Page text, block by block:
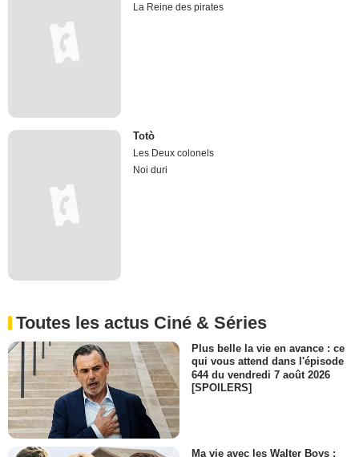
La Reine des pirates
Totò
Les Deux colonels
Noi duri
Toutes les actus Ciné & Séries
Plus belle la vie en avance : ce
qui vous attend dans l'épisode
644 du vendredi 7 août 2026
[SPOILERS]
Ma vie avec les Walter Boys :